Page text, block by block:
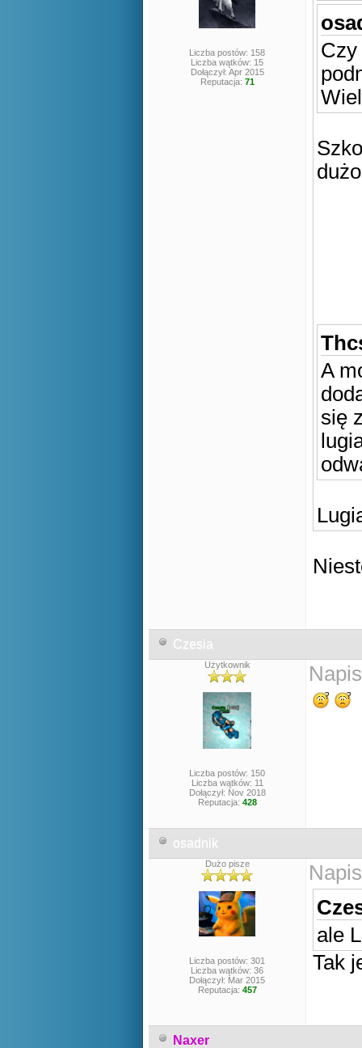
Liczba postów: 158
Liczba wątków: 15
Dołączył: Apr 2015
Reputacja: 71
Czy
A
się
Czesia
Użytkownik
Liczba postów: 150
Liczba wątków: 11
Dołączył: Nov 2018
Reputacja: 428
osadnik
Dużo pisze
Liczba postów: 301
Liczba wątków: 36
Dołączył: Mar 2015
Reputacja: 457
ale
Tak
Naxer